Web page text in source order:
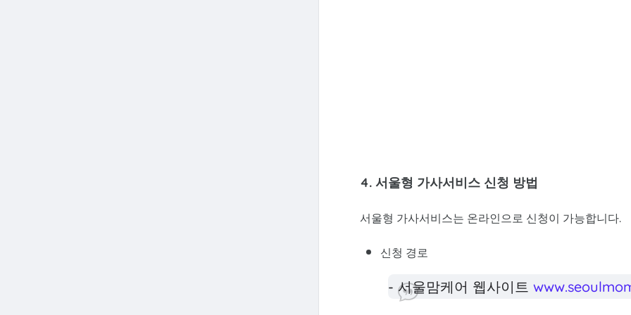
4. 서울형 가사서비스 신청 방법
서울형 가사서비스는 온라인으로 신청이 가능합니다.
신청 경로
- 서울맘케어 웹사이트